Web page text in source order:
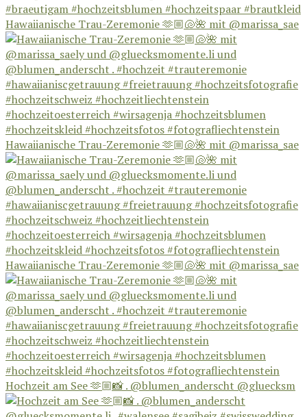
Hawaiianische Trau-Zeremonie 🫶🏼🐚🌺 mit @marissa_sae
Hawaiianische Trau-Zeremonie 🫶🏼🐚🌺 mit @marissa_sae
Hawaiianische Trau-Zeremonie 🫶🏼🐚🌺 mit @marissa_sae
Hochzeit am See 🫶🏼📸 . @blumen_anderscht @gluecksm